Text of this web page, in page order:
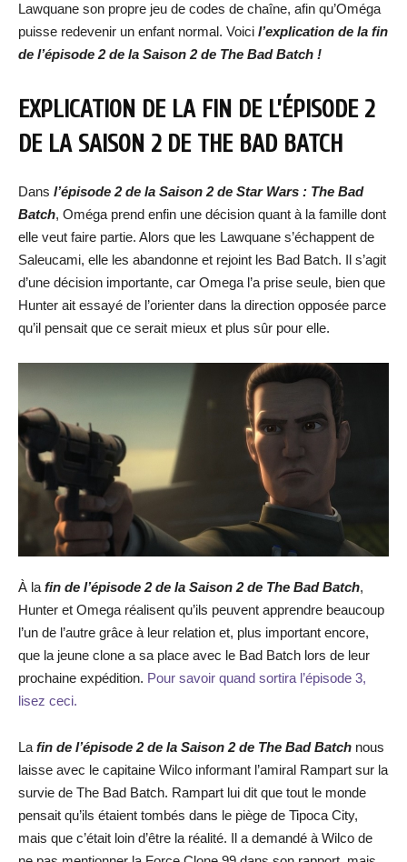
Lawquane son propre jeu de codes de chaîne, afin qu’Oméga
puisse redevenir un enfant normal. Voici l’explication de la fin
de l’épisode 2 de la Saison 2 de The Bad Batch !
EXPLICATION DE LA FIN DE L’ÉPISODE 2
DE LA SAISON 2 DE THE BAD BATCH
Dans l’épisode 2 de la Saison 2 de Star Wars : The Bad
Batch, Oméga prend enfin une décision quant à la famille dont
elle veut faire partie. Alors que les Lawquane s’échappent de
Saleucami, elle les abandonne et rejoint les Bad Batch. Il s’agit
d’une décision importante, car Omega l’a prise seule, bien que
Hunter ait essayé de l’orienter dans la direction opposée parce
qu’il pensait que ce serait mieux et plus sûr pour elle.
À la fin de l’épisode 2 de la Saison 2 de The Bad Batch,
Hunter et Omega réalisent qu’ils peuvent apprendre beaucoup
l’un de l’autre grâce à leur relation et, plus important encore,
que la jeune clone a sa place avec le Bad Batch lors de leur
prochaine expédition. Pour savoir quand sortira l’épisode 3,
lisez ceci.
La fin de l’épisode 2 de la Saison 2 de The Bad Batch nous
laisse avec le capitaine Wilco informant l’amiral Rampart sur la
survie de The Bad Batch. Rampart lui dit que tout le monde
pensait qu’ils étaient tombés dans le piège de Tipoca City,
mais que c’était loin d’être la réalité. Il a demandé à Wilco de